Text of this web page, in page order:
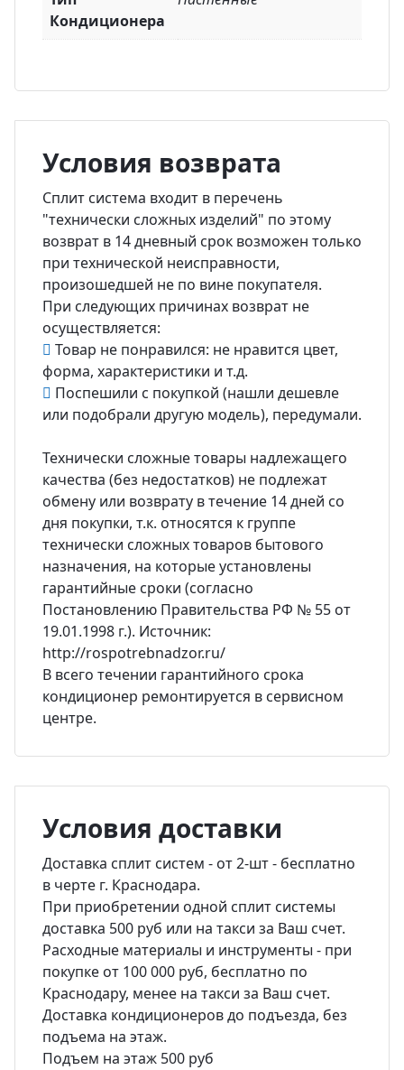
Кондиционера
Условия возврата
Сплит система входит в перечень
"технически сложных изделий" по этому
возврат в 14 дневный срок возможен только
при технической неисправности,
произошедшей не по вине покупателя.
При следующих причинах возврат не
осуществляется:
Товар не понравился: не нравится цвет,
форма, характеристики и т.д.
Поспешили с покупкой (нашли дешевле
или подобрали другую модель), передумали.
Технически сложные товары надлежащего
качества (без недостатков) не подлежат
обмену или возврату в течение 14 дней со
дня покупки, т.к. относятся к группе
технически сложных товаров бытового
назначения, на которые установлены
гарантийные сроки (согласно
Постановлению Правительства РФ № 55 от
19.01.1998 г.). Источник:
http://rospotrebnadzor.ru/
В всего течении гарантийного срока
кондиционер ремонтируется в сервисном
центре.
Условия доставки
Доставка сплит систем - от 2-шт - бесплатно
в черте г. Краснодара.
При приобретении одной сплит системы
доставка 500 руб или на такси за Ваш счет.
Расходные материалы и инструменты - при
покупке от 100 000 руб, бесплатно по
Краснодару, менее на такси за Ваш счет.
Доставка кондиционеров до подъезда, без
подъема на этаж.
Подъем на этаж 500 руб